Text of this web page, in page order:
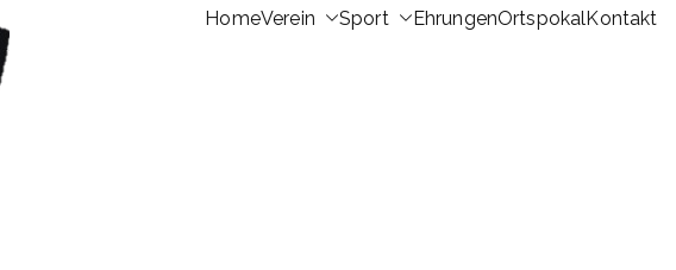
HomeVerein Sport EhrungenOrtspokalKontakt